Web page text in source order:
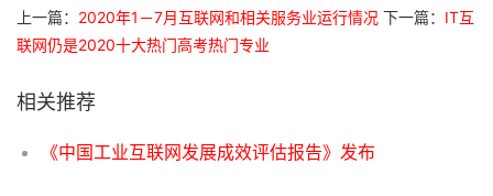
上一篇： 2020年1－7月互联网和相关服务业运行情况 下一篇： IT互
联网仍是2020十大热门高考热门专业
相关推荐
《中国工业互联网发展成效评估报告》发布